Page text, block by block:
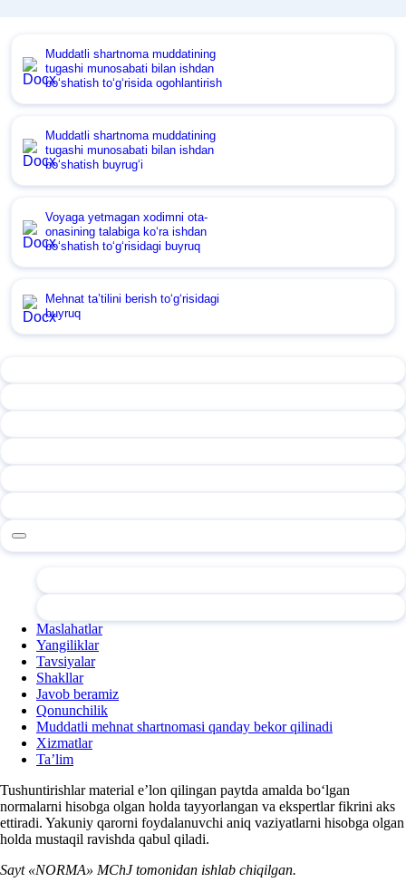
Muddatli shartnoma muddatining
tugashi munosabati bilan ishdan
boʻshatish toʻgʻrisida ogohlantirish
Muddatli shartnoma muddatining
tugashi munosabati bilan ishdan
boʻshatish buyrugʻi
Voyaga yetmagan хodimni ota-
onasining talabiga koʻra ishdan
boʻshatish toʻgʻrisidagi buyruq
Mehnat ta’tilini berish toʻgʻrisidagi
buyruq
Maslahatlar
Yangiliklar
Tavsiyalar
Shakllar
Javob beramiz
Qonunchilik
Muddatli mehnat shartnomasi qanday bekor qilinadi
Xizmatlar
Ta’lim
Tushuntirishlar material e’lon qilingan paytda amalda boʻlgan
normalarni hisobga olgan holda tayyorlangan va ekspertlar fikrini aks
ettiradi. Yakuniy qarorni foydalanuvchi aniq vaziyatlarni hisobga olgan
holda mustaqil ravishda qabul qiladi.
Sayt «NORMA» MChJ tomonidan ishlab chiqilgan.